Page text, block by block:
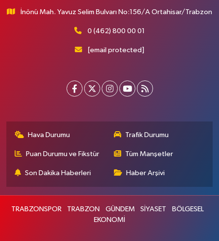
İnönü Mah. Yavuz Selim Bulvarı No:156/A Ortahisar/Trabzon
0 (462) 800 00 01
[email protected]
Hava Durumu Trafik Durumu
Puan Durumu ve Fikstür Tüm Manşetler
Son Dakika Haberleri Haber Arşivi
TRABZONSPOR TRABZON GÜNDEM SİYASET
BÖLGESEL
EKONOMİ